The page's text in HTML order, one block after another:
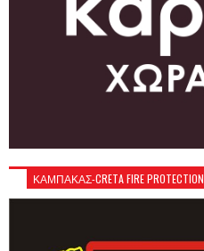
ΚΑΜΠΑΚΑΣ-CRETA FIRE PROTECTION